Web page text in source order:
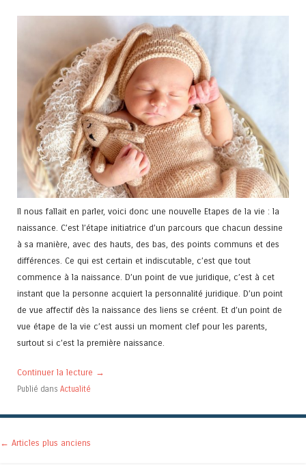
Il nous fallait en parler, voici donc une nouvelle Etapes de la vie : la
naissance. C’est l’étape initiatrice d’un parcours que chacun dessine
à sa manière, avec des hauts, des bas, des points communs et des
différences. Ce qui est certain et indiscutable, c’est que tout
commence à la naissance. D’un point de vue juridique, c’est à cet
instant que la personne acquiert la personnalité juridique. D’un point
de vue affectif dès la naissance des liens se créent. Et d’un point de
vue étape de la vie c’est aussi un moment clef pour les parents,
surtout si c’est la première naissance.
Continuer la lecture →
Publié dans Actualité
Navigation des articles
← Articles plus anciens